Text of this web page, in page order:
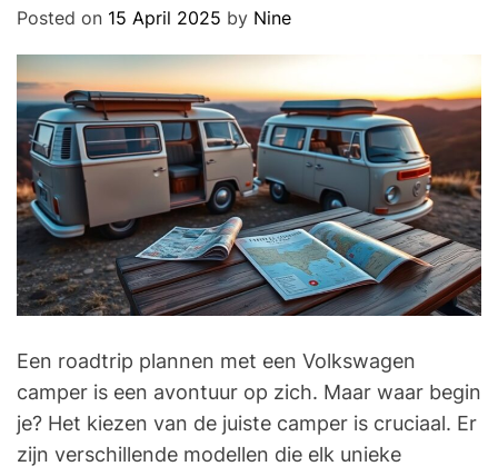
Posted on 15 April 2025 by Nine
Een roadtrip plannen met een Volkswagen
camper is een avontuur op zich. Maar waar begin
je? Het kiezen van de juiste camper is cruciaal. Er
zijn verschillende modellen die elk unieke